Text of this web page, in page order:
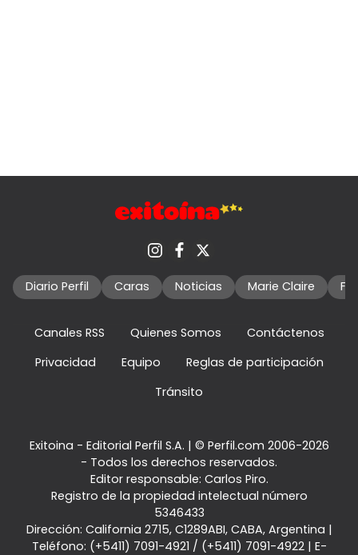
Diario Perfil Caras Noticias Marie Claire
Canales RSS Quienes Somos
Contáctenos
Privacidad
Equipo
Reglas de participación
Tránsito
Exitoina - Editorial Perfil S.A. | © Perfil.com 2006-2026
- Todos los derechos reservados.
Editor responsable: Carlos Piro.
Registro de la propiedad intelectual número
5346433
Dirección: California 2715, C1289ABI, CABA, Argentina |
Teléfono: (+5411) 7091-4921 / (+5411) 7091-4922| E-